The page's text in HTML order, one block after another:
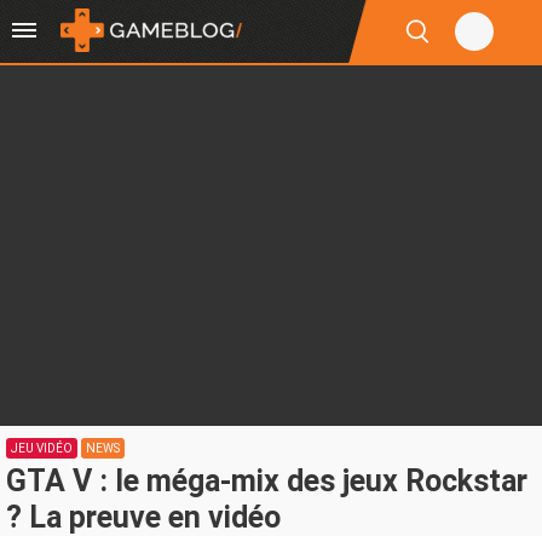
JEU VIDÉO NEWS
GTA V : le méga-mix des jeux Rockstar
? La preuve en vidéo